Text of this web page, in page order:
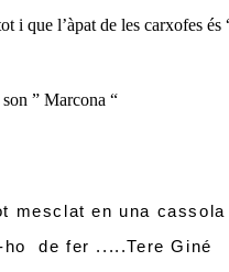
i que l’àpat de les carxofes
” Marcona “
mesclat en una
de fer .....Tere Giné